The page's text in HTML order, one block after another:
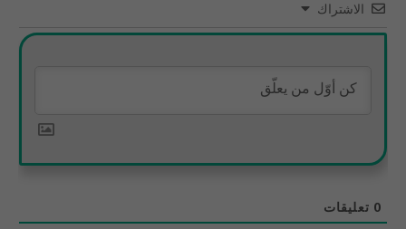
الاشتراك
0 تعليقات